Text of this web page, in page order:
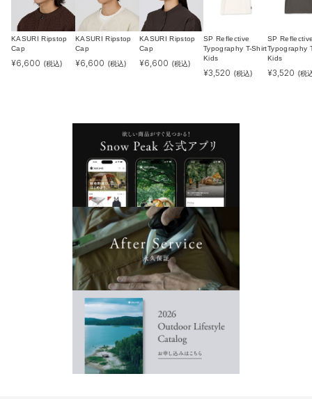
KASURI Ripstop
Cap
¥6,600 (税込)
KASURI Ripstop
Cap
¥6,600 (税込)
KASURI Ripstop
Cap
¥6,600 (税込)
SP Reflective
Typography T-Shirt
Kids
¥3,520 (税込)
SP
Typography
Kids
¥3,520 (税